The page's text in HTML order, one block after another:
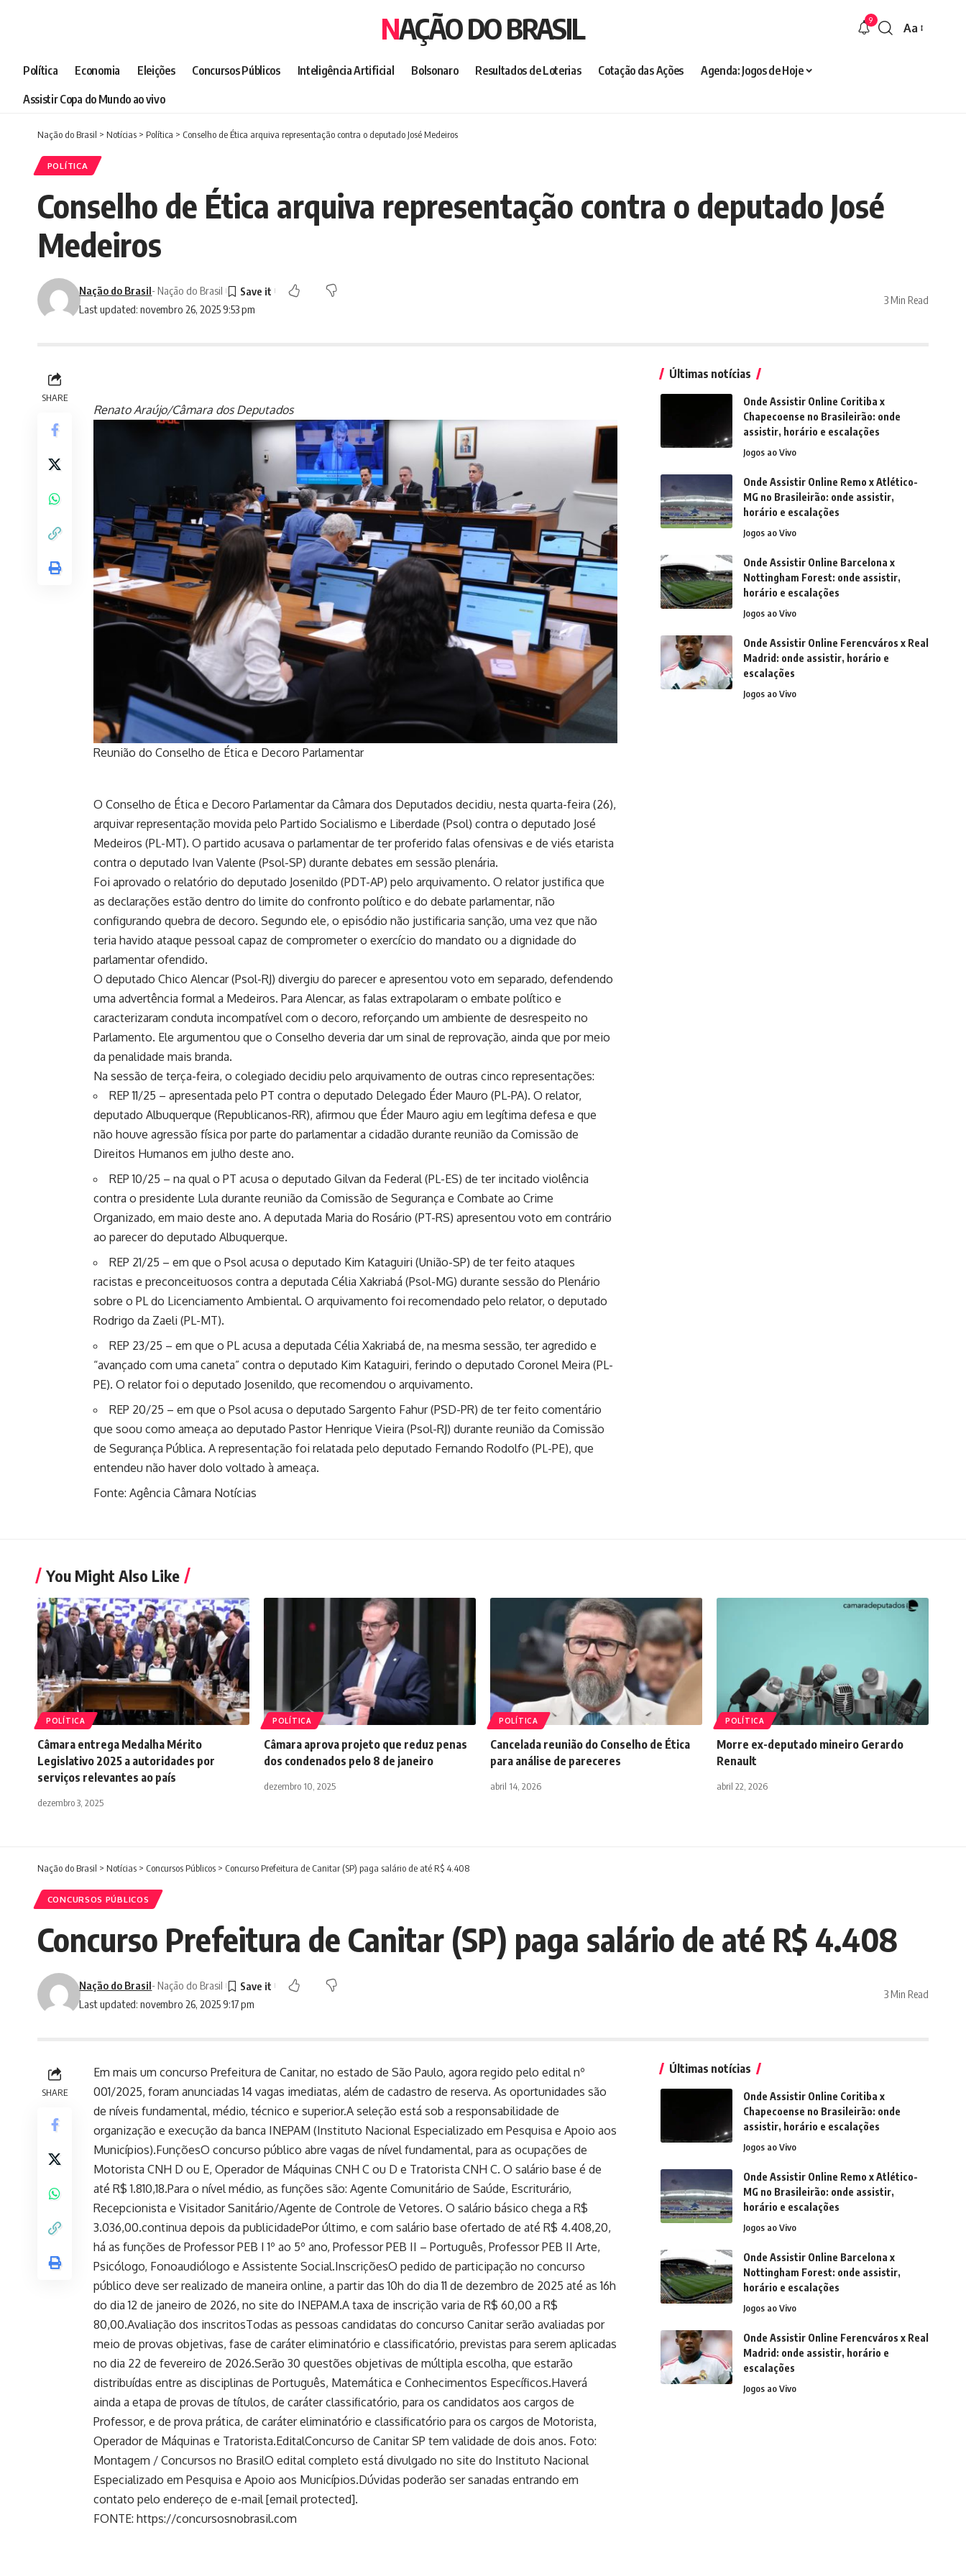
NAÇÃO DO BRASIL 9
Font
Aa
Política Economia Eleições Concursos Públicos Inteligência Artificial Bolsonaro Resultados de Loterias Cotação das Ações
Agenda: Jogos de Hoje
Assistir Copa do Mundo ao vivo
Nação do Brasil > Notícias > Política > Conselho de Ética arquiva representação contra o deputado José Medeiros
POLÍTICA
Conselho de Ética arquiva representação contra o deputado José
Medeiros
Last updated: novembro 26, 2025 9:53 pm
Nação do Brasil- Nação do Brasil
3 Min Read
SHARE
Renato Araújo/Câmara dos Deputados
Reunião do Conselho de Ética e Decoro Parlamentar
O Conselho de Ética e Decoro Parlamentarda Câmara dos Deputados decidiu, nesta quarta-feira (26),
arquivarrepresentação movida pelo Partido Socialismo e Liberdade (Psol) contra o deputado José
Medeiros (PL-MT). O partido acusava o parlamentar de ter proferido falas ofensivas e de viés etarista
contra o deputado Ivan Valente (Psol-SP) durante debates em sessão plenária.
Foi aprovado o relatório do deputado Josenildo (PDT-AP) pelo arquivamento. O relator justifica que
as declarações estão dentro do limite do confronto político e do debate parlamentar, não
configurando quebra de decoro. Segundo ele, o episódio não justificaria sanção, uma vez que não
teria havido ataque pessoal capaz de comprometer o exercício do mandato ou a dignidade do
parlamentar ofendido.
O deputado Chico Alencar (Psol-RJ) divergiu do parecer e apresentou voto em separado, defendendo
uma advertência formal a Medeiros. Para Alencar, as falas extrapolaram o embate político e
caracterizaram conduta incompatível com o decoro, reforçando um ambiente de desrespeito no
Parlamento. Ele argumentou que o Conselho deveria dar um sinal de reprovação, ainda que por meio
da penalidade mais branda.
Na sessão de terça-feira, o colegiado decidiu pelo arquivamento de outras cinco representações:
REP 11/25 – apresentada pelo PT contra o deputado Delegado Éder Mauro (PL-PA). O relator,
deputado Albuquerque (Republicanos-RR), afirmou que Éder Mauro agiu em legítima defesa e que
não houve agressão física por parte do parlamentar a cidadão durante reunião da Comissão de
Direitos Humanos em julho deste ano.
REP 10/25 – na qual o PT acusa o deputado Gilvan da Federal (PL-ES) de ter incitado violência
contra o presidente Lula durante reunião da Comissão de Segurança e Combate ao Crime
Organizado, em maio deste ano. A deputada Maria do Rosário (PT-RS) apresentou voto em contrário
ao parecer do deputado Albuquerque.
REP 21/25 – em que o Psol acusa o deputado Kim Kataguiri (União-SP) de ter feito ataques
racistas e preconceituosos contra a deputada Célia Xakriabá (Psol-MG) durante sessão do Plenário
sobre o PL do Licenciamento Ambiental. O arquivamento foi recomendado pelo relator, o deputado
Rodrigo da Zaeli (PL-MT).
REP 23/25 – em que o PL acusa a deputada Célia Xakriabá de, na mesma sessão, ter agredido e
“avançado com uma caneta” contra o deputado Kim Kataguiri, ferindo o deputado Coronel Meira (PL-
PE). O relator foi o deputado Josenildo, que recomendou o arquivamento.
REP 20/25 – em que o Psol acusa o deputado Sargento Fahur (PSD-PR) de ter feito comentário
que soou como ameaça ao deputado Pastor Henrique Vieira (Psol-RJ) durante reunião da Comissão
de Segurança Pública. A representação foi relatada pelo deputado Fernando Rodolfo (PL-PE), que
entendeu não haver dolo voltado à ameaça.
Fonte: Agência Câmara Notícias
Últimas notícias
Onde Assistir Online Coritiba x
Chapecoense no Brasileirão: onde
assistir, horário e escalações
Jogos ao Vivo
Onde Assistir Online Remo x Atlético-
MG no Brasileirão: onde assistir,
horário e escalações
Jogos ao Vivo
Onde Assistir Online Barcelona x
Nottingham Forest: onde assistir,
horário e escalações
Jogos ao Vivo
Onde Assistir Online Ferencváros x Real
Madrid: onde assistir, horário e
escalações
Jogos ao Vivo
You Might Also Like
POLÍTICA
Câmara entrega Medalha Mérito
Legislativo 2025 a autoridades por
serviços relevantes ao país
dezembro 3, 2025
POLÍTICA
Câmara aprova projeto que reduz penas
dos condenados pelo 8 de janeiro
dezembro 10, 2025
POLÍTICA
Cancelada reunião do Conselho de Ética
para análise de pareceres
abril 14, 2026
POLÍTICA
Morre ex-deputado mineiro Gerardo
Renault
abril 22, 2026
Nação do Brasil > Notícias > Concursos Públicos > Concurso Prefeitura de Canitar (SP) paga salário de até R$ 4.408
CONCURSOS PÚBLICOS
Concurso Prefeitura de Canitar (SP) paga salário de até R$ 4.408
Last updated: novembro 26, 2025 9:17 pm
Nação do Brasil- Nação do Brasil
3 Min Read
SHARE
Em mais um concurso Prefeitura de Canitar, no estado de São Paulo, agora regido pelo edital nº
001/2025, foram anunciadas 14 vagas imediatas, além de cadastro de reserva. As oportunidades são
de níveis fundamental, médio, técnico e superior.A seleção está sob a responsabilidade de
organização e execução da banca INEPAM (Instituto Nacional Especializado em Pesquisa e Apoio aos
Municípios).FunçõesO concurso público abre vagas de nível fundamental, para as ocupações de
Motorista CNH D ou E, Operador de Máquinas CNH C ou D e Tratorista CNH C. O salário base é de
até R$ 1.810,18.Para o nível médio, as funções são: Agente Comunitário de Saúde, Escriturário,
Recepcionista e Visitador Sanitário/Agente de Controle de Vetores. O salário básico chega a R$
3.036,00.continua depois da publicidadePor último, e com salário base ofertado de até R$ 4.408,20,
há as funções de Professor PEB I 1º ao 5º ano, Professor PEB II – Português, Professor PEB II Arte,
Psicólogo, Fonoaudiólogo e Assistente Social.InscriçõesO pedido de participação no concurso
público deve ser realizado de maneira online, a partir das 10h do dia 11 de dezembro de 2025 até as 16h
do dia 12 de janeiro de 2026, no site do INEPAM.A taxa de inscrição varia de R$ 60,00 a R$
80,00.Avaliação dos inscritosTodas as pessoas candidatas do concurso Canitar serão avaliadas por
meio de provas objetivas, fase de caráter eliminatório e classificatório, previstas para serem aplicadas
no dia 22 de fevereiro de 2026.Serão 30 questões objetivas de múltipla escolha, que estarão
distribuídas entre as disciplinas de Português, Matemática e Conhecimentos Específicos.Haverá
ainda a etapa de provas de títulos, de caráter classificatório, para os candidatos aos cargos de
Professor, e de prova prática, de caráter eliminatório e classificatório para os cargos de Motorista,
Operador de Máquinas e Tratorista.EditalConcurso de Canitar SP tem validade de dois anos. Foto:
Montagem / Concursos no BrasilO edital completo está divulgado no site do Instituto Nacional
Especializado em Pesquisa e Apoio aos Municípios.Dúvidas poderão ser sanadas entrando em
contato pelo endereço de e-mail [email protected].
FONTE: https://concursosnobrasil.com
Últimas notícias
Onde Assistir Online Coritiba x
Chapecoense no Brasileirão: onde
assistir, horário e escalações
Jogos ao Vivo
Onde Assistir Online Remo x Atlético-
MG no Brasileirão: onde assistir,
horário e escalações
Jogos ao Vivo
Onde Assistir Online Barcelona x
Nottingham Forest: onde assistir,
horário e escalações
Jogos ao Vivo
Onde Assistir Online Ferencváros x Real
Madrid: onde assistir, horário e
escalações
Jogos ao Vivo